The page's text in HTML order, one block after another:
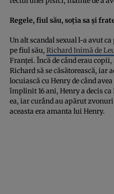
Regele, fiul său, soţia sa şi
Un alt scandal sexual l-a avut
pe fiul său, Richard Inimă de
Franţei. Încă de când erau
Richard să se căsătorească, iar
locuiască cu Henry de când
împlinit 16 ani, Henry a decis ca
ea, iar curând au apărut
aceasta era amanta lui Henry.